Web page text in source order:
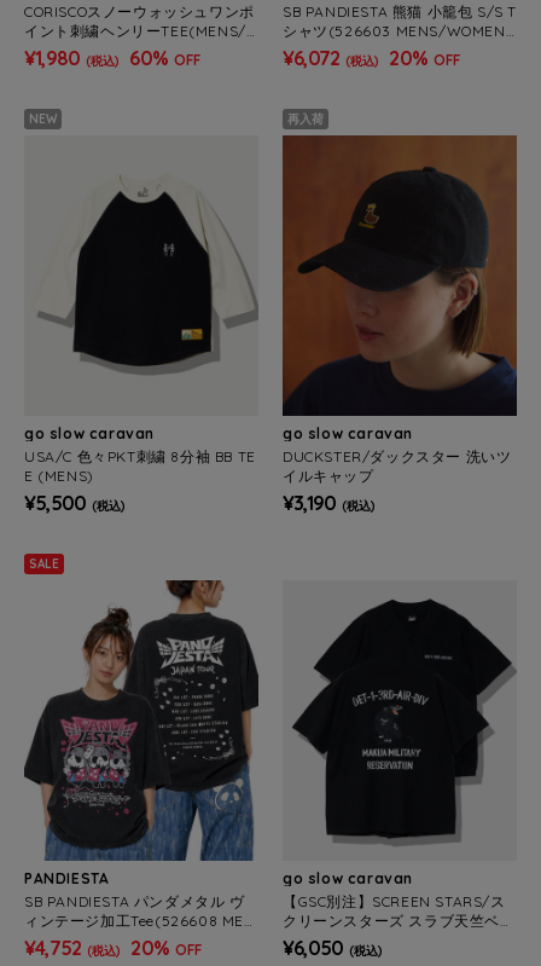
CORISCOスノーウォッシュワンポ
イント刺繍ヘンリーTEE(MENS/
WOMENS)
¥1,980 (税込) 60% OFF
SB PANDIESTA 熊猫 小籠包 S/S T
シャツ(526603 MENS/WOMEN
S）
¥6,072 (税込) 20% OFF
NEW
go slow caravan
USA/C 色々PKT刺繍 8分袖 BB TE
E (MENS)
¥5,500 (税込)
再入荷
go slow caravan
DUCKSTER/ダックスター 洗いツ
イルキャップ
¥3,190 (税込)
SALE
PANDIESTA
SB PANDIESTA パンダメタル ヴ
ィンテージ加工Tee(526608 MEN
S/WOMENS)
¥4,752 (税込) 20% OFF
go slow caravan
【GSC別注】SCREEN STARS/ス
クリーンスターズ スラブ天竺ベー
スボールシャツ (MENS)
¥6,050 (税込)